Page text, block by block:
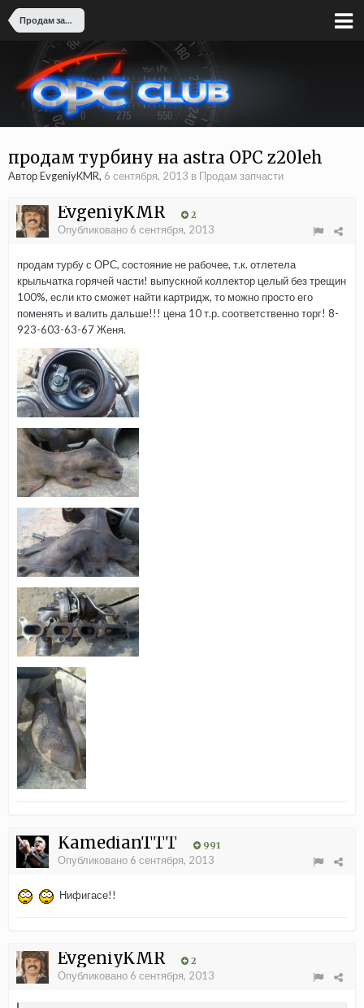
Продам запчасти
продам турбину на astra OPC z20leh
Автор EvgeniyKMR, 6 сентября, 2013 в Продам запчасти
EvgeniyKMR 2
Опубликовано 6 сентября, 2013
продам турбу с ОРС, состояние не рабочее, т.к. отлетела
крыльчатка горячей части! выпускной коллектор целый без трещин
100%, если кто сможет найти картридж, то можно просто его
поменять и валить дальше!!! цена 10 т.р. соответственно торг! 8-
923-603-63-67 Женя.
KamedianTTT 991
Опубликовано 6 сентября, 2013
Нифигасе!!
EvgeniyKMR 2
Опубликовано 6 сентября, 2013